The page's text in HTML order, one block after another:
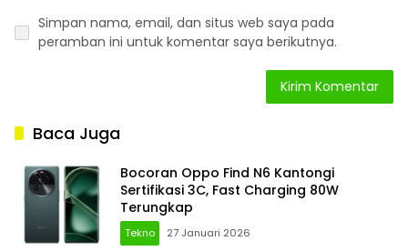
Simpan nama, email, dan situs web saya pada
peramban ini untuk komentar saya berikutnya.
Baca Juga
Bocoran Oppo Find N6 Kantongi
Sertifikasi 3C, Fast Charging 80W
Terungkap
Tekno 27 Januari 2026